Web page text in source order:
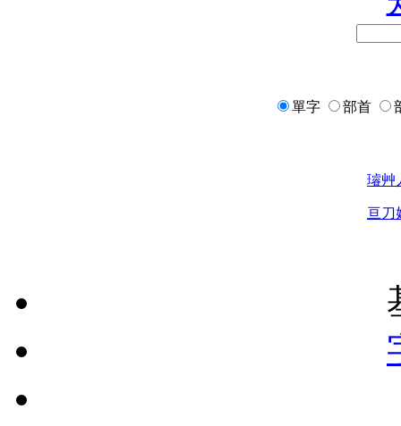
單字 部首
璿艸
亘刀